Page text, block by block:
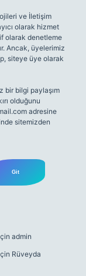
ve İletişim
olarak hizmet
olarak denetleme
Ancak, üyelerimiz
siteye üye olarak
bir bilgi paylaşım
olduğunu
adresine
sitemizden
admin
Rüveyda